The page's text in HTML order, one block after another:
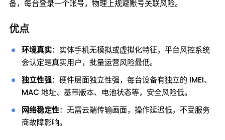
备，每台登录一个账号，物理上规避账号关联风险。
优点
环境真实：实体手机无模拟或虚拟化特征，平台风控系统
会认定是真实用户，批量运营风险最低。
独立性强：硬件层面独立性强，每台设备有独立的 IMEI、
MAC 地址、基带版本、电池状态等，安全风险低。
网络稳定性：无需云端传输画面，操作延迟低，不受服务
商故障影响。